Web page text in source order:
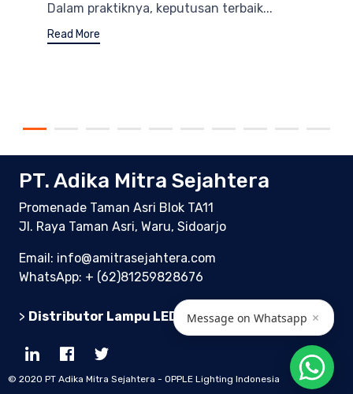
Dalam praktiknya, keputusan terbaik...
Read More
PT. Adika Mitra Sejahtera
Promenade Taman Asri Blok TA11
Jl. Raya Taman Asri, Waru, Sidoarjo
Email: info@amitrasejahtera.com
WhatsApp: + (62)81259828676
> Distributor Lampu LED Indonesia
© 2020 PT Adika Mitra Sejahtera - OPPLE Lighting Indonesia
Message on Whatsapp ×